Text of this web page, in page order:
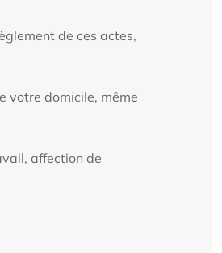
de ces actes,
votre domicile, même
affection de